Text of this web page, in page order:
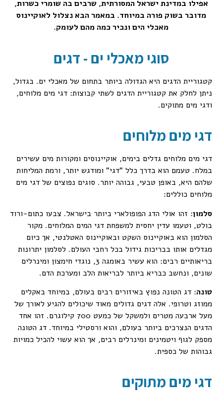
אפילו במדינת ישראל המסורתית, שרבים בה שומרי כשרות,
מדובר בשוק פורה במיוחד. במאמר הבא נצלול לאוקיינוס
מאכלי הים ונכיר כמה מהם לעומק.
סוגי מאכלי ים - דגים
קטגוריית הדגים היא הגדולה ביותר בתחום של מאכלי ים. בגדול,
ניתן לחלק את קטגוריית הדגים לשתי קבוצות: דגי מים מלוחים,
ודגי מים מתוקים.
דגי מים מלוחים
דגי מים מלוחים גדלים בימים, אוקיינוסים ומקורות מים עשירים
במלח. טעמם הוא בדרך כלל "דגי" ומודגש יותר, ורמת המליחות
שלהם היא, באופן טבעי, גבוהה יותר. סוגים נפוצים של דגי מים
מלוחים כוללים:
סלמון: זהו אולי הדג הפופולארי ביותר בישראל. צבעו כתום-ורוד
בולט, וטעמו עדין יחסית למשפחת דגי המים המלוחים. מקור
הסלמון הוא באוקיינוס השקט ובאוקיינוס האטלנטי, אך כיום
מגדלים אותו בבריכות גידול בכל רחבי העולם. לסלמון יתרונות
בריאותיים רבים: הוא עשיר באומגה 3, נוגדי חימצון ומינרלים
שונים, ונחשב כבריא ביותר לבריאות הלב ומערכת הדם.
טונה: דג הטונה נפוץ באיזורים רבים בעולם, במיוחד באקלים
ממוזג וטרופי. אלה דגים גדולים מאוד שיכולים להגיע לאורך של
מעל ארבעה מטרים ולמשקל של כמעט 700 קילוגרם. זהו אחד
הדגים הנצרכים ביותר בעולם, והוא ורסטילי במיוחד. דג הטונה
מספק לגוף ויטמינים ומינרלים רבים, אך הוא עשוי להכיל כמויות
גבוהות של כספית.
דגי מים מתוקים